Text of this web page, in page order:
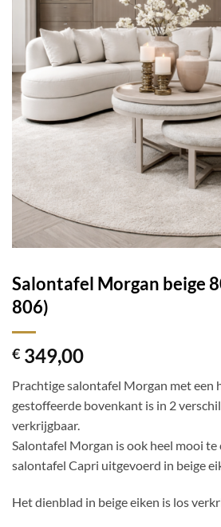
Salontafel Morgan beige
806)
€ 349,00
Prachtige salontafel Morgan met een
gestoffeerde bovenkant is in 2
verkrijgbaar.
Salontafel Morgan is ook heel mooi
salontafel Capri uitgevoerd in beige
Het dienblad in beige eiken is los